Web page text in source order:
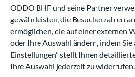
ODDO BHF und seine Partner
gewährleisten, die Besucherzahlen
ermöglichen, die auf einer externen
oder Ihre Auswahl ändern, indem
Einstellungen" stellt Ihnen
Ihre Auswahl jederzeit zu widerrufen.